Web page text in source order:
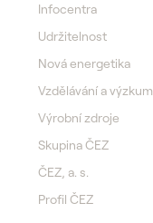
Infocentra
Udržitelnost
Nová energetika
Vzdělávání a výzkum
Výrobní zdroje
Skupina ČEZ
ČEZ, a. s.
Profil ČEZ